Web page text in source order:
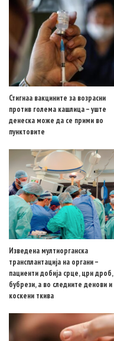
Стигнаа вакцините за возрасни
против голема кашлица – уште
денеска може да се прими во
пунктовите
Изведена мултиорганска
трансплантација на органи –
пациенти добија срце, црн дроб,
бубрези, а во следните денови и
коскени ткива